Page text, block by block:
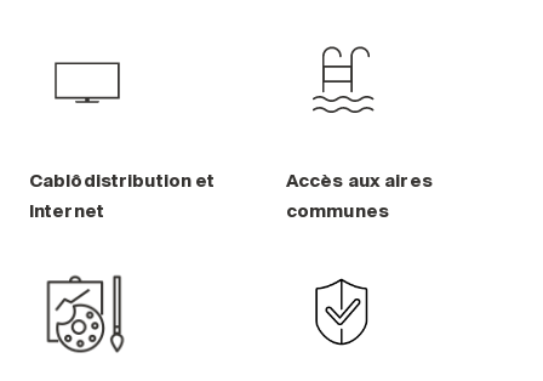
Cablôdistribution et
Internet
Accès aux aires
communes